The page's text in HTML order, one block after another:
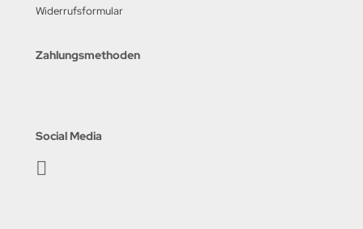
Widerrufsformular
Zahlungsmethoden
Social Media